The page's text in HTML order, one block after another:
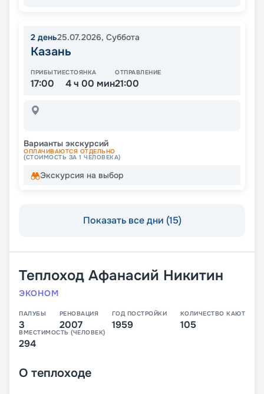
2 день25.07.2026, Суббота
Казань
ПРИБЫТИЕ
17:00
СТОЯНКА
4 ч 00 мин
ОТПРАВЛЕНИЕ
21:00
Варианты экскурсий
ОПЛАЧИВАЮТСЯ ОТДЕЛЬНО
(СТОИМОСТЬ ЗА 1 ЧЕЛОВЕКА)
Экскурсия на выбор
Показать все дни (15)
Теплоход Афанасий Никитин
ЭКОНОМ
ПАЛУБЫ
3
РЕНОВАЦИЯ
2007
ГОД ПОСТРОЙКИ
1959
КОЛИЧЕСТВО КАЮТ
105
ВМЕСТИМОСТЬ (ЧЕЛОВЕК)
294
О теплоходе